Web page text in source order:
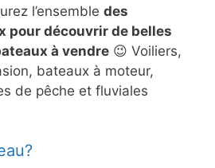
l’ensemble des
pour découvrir de belles
à vendre 😉 Voiliers,
bateaux à moteur,
de pêche et fluviales